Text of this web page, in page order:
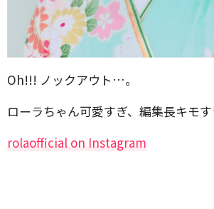
Oh!!! ノックアウト…。
ローラちゃん可愛すぎ、編集長キモす
rolaofficial on Instagram